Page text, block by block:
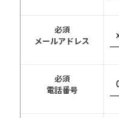
必須
メールアドレス
必須
電話番号